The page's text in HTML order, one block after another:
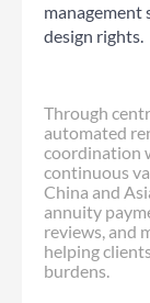
management
design rights.
Through
automated
coordination
continuous
China and
annuity
reviews, and
helping
burdens.